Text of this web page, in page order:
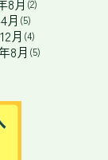
(2)
月 (5)
月 (4)
8月 (5)